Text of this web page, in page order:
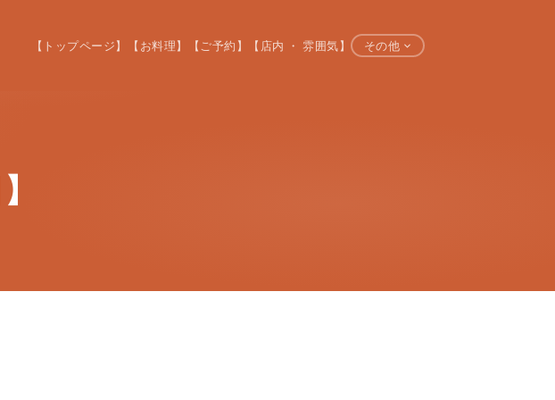
【トップページ】 【お料理】 【ご予約】 【店内 ・ 雰囲気】 その他